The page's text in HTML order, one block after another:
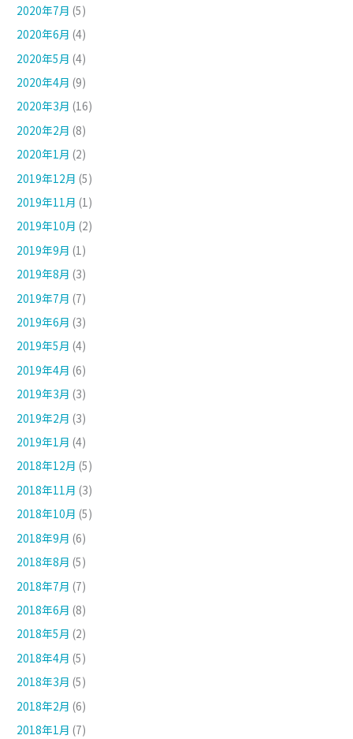
2020年7月 (5)
2020年6月 (4)
2020年5月 (4)
2020年4月 (9)
2020年3月 (16)
2020年2月 (8)
2020年1月 (2)
2019年12月 (5)
2019年11月 (1)
2019年10月 (2)
2019年9月 (1)
2019年8月 (3)
2019年7月 (7)
2019年6月 (3)
2019年5月 (4)
2019年4月 (6)
2019年3月 (3)
2019年2月 (3)
2019年1月 (4)
2018年12月 (5)
2018年11月 (3)
2018年10月 (5)
2018年9月 (6)
2018年8月 (5)
2018年7月 (7)
2018年6月 (8)
2018年5月 (2)
2018年4月 (5)
2018年3月 (5)
2018年2月 (6)
2018年1月 (7)